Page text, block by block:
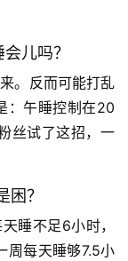
儿吗？
。反而可能打乱
：午睡控制在20
丝试了这招，一
？
睡不足6小时，
周每天睡够7.5小